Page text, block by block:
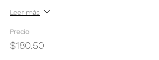
Leer más
Precio
$180.50